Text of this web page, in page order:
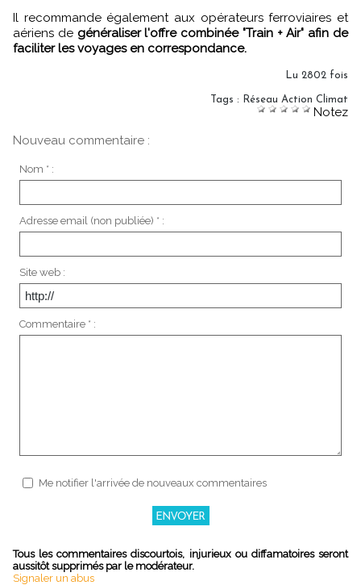
Il recommande également aux opérateurs ferroviaires et
aériens de généraliser l'offre combinée "Train + Air" afin de
faciliter les voyages en correspondance.
Lu 2802 fois
Tags : Réseau Action Climat
Notez
Nouveau commentaire :
Nom * :
Adresse email (non publiée) * :
Site web :
Commentaire * :
Me notifier l'arrivée de nouveaux commentaires
Tous les commentaires discourtois, injurieux ou diffamatoires seront
aussitôt supprimés par le modérateur.
Signaler un abus